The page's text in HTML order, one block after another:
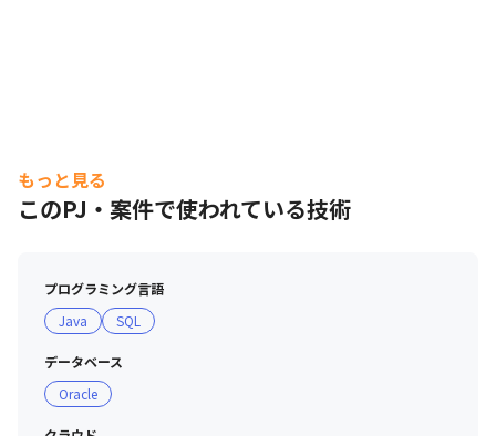
もっと見る
このPJ・案件で使われている技術
プログラミング言語
Java
SQL
データベース
Oracle